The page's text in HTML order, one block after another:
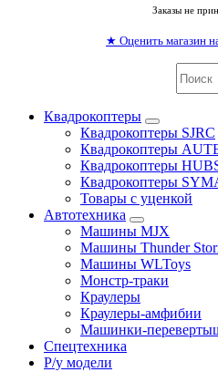
Заказы не
★ Оценить магазин
Квадрокоптеры
Квадрокоптеры SJRC
Квадрокоптеры
Квадрокоптеры
Квадрокоптеры
Товары с уценкой
Автотехника
Машины MJX
Машины Thunder
Машины WLToys
Монстр-траки
Краулеры
Краулеры-амфибии
Машинки-
Спецтехника
Р/у модели